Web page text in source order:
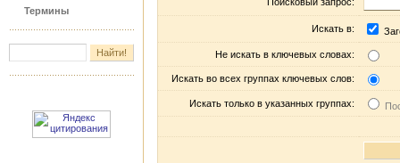
Термины
Искать в:
Не искать в ключевых словах:
Искать во всех группах ключевых слов:
Искать только в указанных группах: